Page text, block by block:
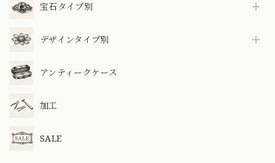
宝石タイプ別
デザインタイプ別
アンティークケース
加工
SALE